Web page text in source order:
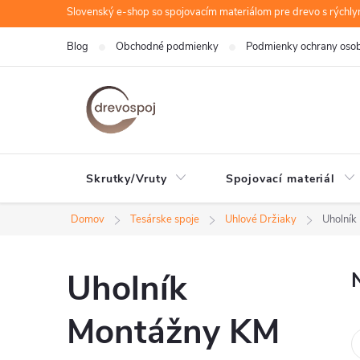
na
Slovenský e-shop so spojovacím materiálom pre drevo s
Blog Obchodné podmienky Podmienky ochrany
Skrutky/Vruty Spojovací materiál
Domov Tesárske spoje Uhlové Držiaky
Uholník
Montážny KM